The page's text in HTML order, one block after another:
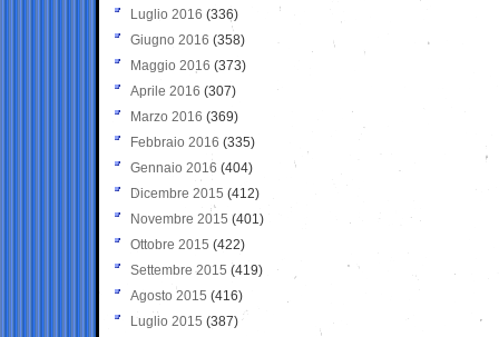
Luglio 2016 (336)
Giugno 2016 (358)
Maggio 2016 (373)
Aprile 2016 (307)
Marzo 2016 (369)
Febbraio 2016 (335)
Gennaio 2016 (404)
Dicembre 2015 (412)
Novembre 2015 (401)
Ottobre 2015 (422)
Settembre 2015 (419)
Agosto 2015 (416)
Luglio 2015 (387)